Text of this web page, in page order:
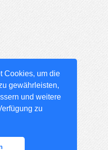
Cookies, um die
gewährleisten,
und weitere
zu